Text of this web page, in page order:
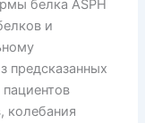
белка ASPH
и
предсказанных
колебания